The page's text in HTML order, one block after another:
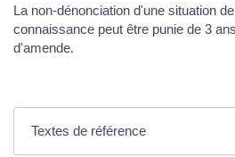
La non-dénonciation d'une situation
connaissance peut être punie de 3
d'amende.
Textes de référence